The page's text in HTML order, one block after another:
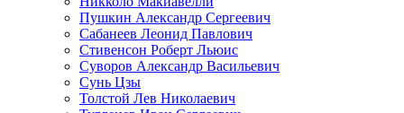
Пушкин Александр Сергеевич
Сабанеев Леонид Павлович
Стивенсон Роберт Льюис
Суворов Александр Васильевич
Сунь Цзы
Толстой Лев Николаевич